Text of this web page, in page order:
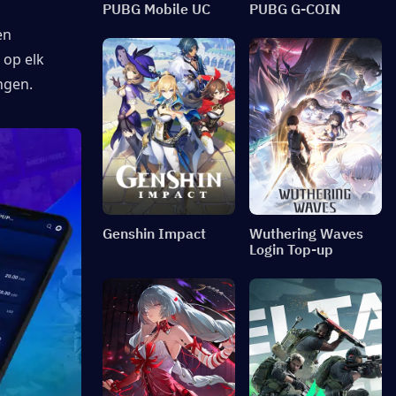
elk
PUBG Mobile UC PUBG G-COIN
Genshin Impact
Wuthering Waves
Login Top-up